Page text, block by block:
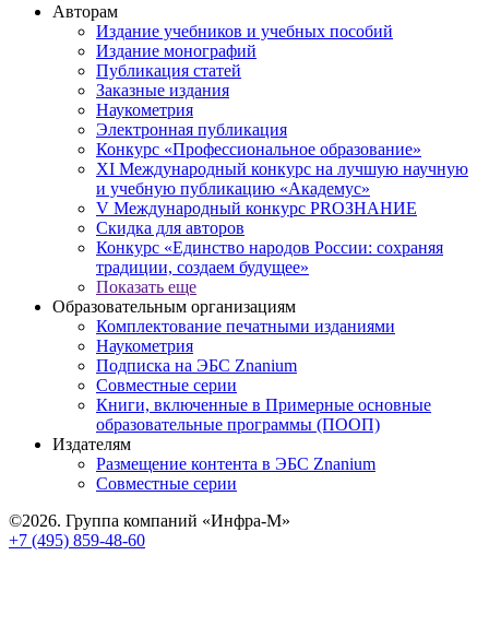
Авторам
Издание учебников и учебных пособий
Издание монографий
Публикация статей
Заказные издания
Наукометрия
Электронная публикация
Конкурс «Профессиональное образование»
XI Международный конкурс на лучшую научную
и учебную публикацию «Академус»
V Международный конкурс PROЗНАНИЕ
Скидка для авторов
Конкурс «Единство народов России: сохраняя
традиции, создаем будущее»
Показать еще
Образовательным организациям
Комплектование печатными изданиями
Наукометрия
Подписка на ЭБС Znanium
Совместные серии
Книги, включенные в Примерные основные
образовательные программы (ПООП)
Издателям
Размещение контента в ЭБС Znanium
Совместные серии
©2026. Группа компаний «Инфра-М»
+7 (495) 859-48-60